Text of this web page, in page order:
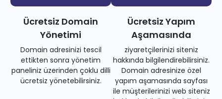
Ücretsiz Domain
Yönetimi
Domain adresinizi tescil
ettikten sonra yönetim
paneliniz üzerinden çoklu dilli
ücretsiz yönetebilirsiniz.
Ücretsiz Yapım
Aşamasında
ziyaretçilerinizi siteniz
hakkında bilgilendirebilirsiniz.
Domain adresinize özel
yapım aşamasında sayfası
ile müşterilerinizi web siteniz